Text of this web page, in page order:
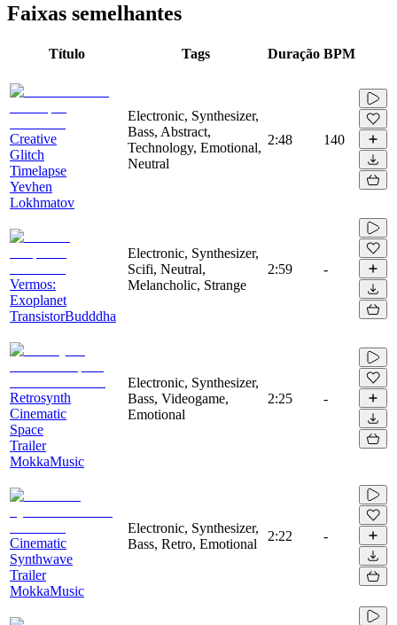
Faixas semelhantes
Título Tags Duração BPM
Creative
Glitch
Timelapse
Yevhen
Lokhmatov
Electronic, Synthesizer,
Bass, Abstract,
Technology, Emotional,
Neutral
2:48 140
Vermos:
Exoplanet
TransistorBudddha
Electronic, Synthesizer,
Scifi, Neutral,
Melancholic, Strange
2:59 -
Retrosynth
Cinematic
Space
Trailer
MokkaMusic
Electronic, Synthesizer,
Bass, Videogame,
Emotional
2:25 -
Cinematic
Synthwave
Trailer
MokkaMusic
Electronic, Synthesizer,
Bass, Retro, Emotional
2:22 -